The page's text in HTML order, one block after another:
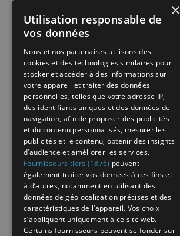
×
Utilisation responsable de
vos données
Nous et nos partenaires utilisons des
cookies et des technologies similaires pour
stocker et accéder à des informations sur
votre appareil et traiter des données
personnelles, telles que votre adresse IP,
des identifiants uniques et des données de
navigation, afin de proposer des publicités
et du contenu personnalisés, mesurer les
publicités et le contenu, obtenir des insights
d’audience et améliorer les services.
Fournisseurs tiers (1876) peuvent
également traiter vos données à ces fins et
à d’autres, notamment en utilisant des
données de géolocalisation précises et des
caractéristiques de l’appareil. Vos choix
s’appliquent uniquement à ce site web.
Certains fournisseurs peuvent se fonder sur